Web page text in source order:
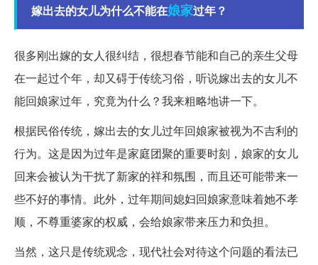
嫁出去的女儿为什么不能在娘家过年？
很多刚出嫁的女人很纠结，很想春节能和自己的亲生父母
在一起过个年，却又碍于传统习俗，听说嫁出去的女儿不
能回娘家过年，究竟为什么？我来粗略地讲一下。
根据民俗传统，嫁出去的女儿过年回娘家被视为不吉利的
行为。这是因为过年是家庭团聚的重要时刻，娘家的女儿
回来会被认为干扰了新家的祥和氛围，而且还可能带来一
些不好的事情。此外，过年期间媳妇回娘家意味着她不孝
顺，不尊重婆家的权威，会给娘家带来压力和负担。
当然，这只是传统观念，现代社会对待这个问题的看法已